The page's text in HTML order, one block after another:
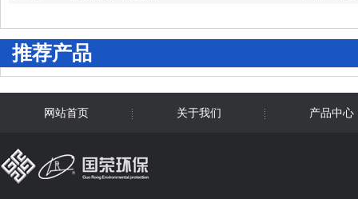
推荐产品
网站首页 关于我们 产品中心